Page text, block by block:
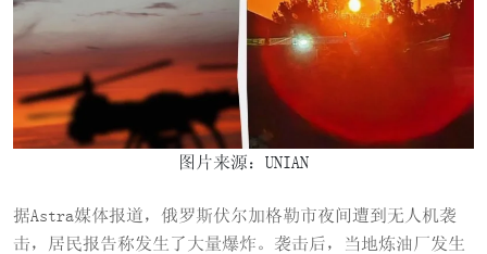
图片来源：UNIAN
据Astra媒体报道，俄罗斯伏尔加格勒市夜间遭到无人机袭
击，居民报告称发生了大量爆炸。袭击后，当地炼油厂发生